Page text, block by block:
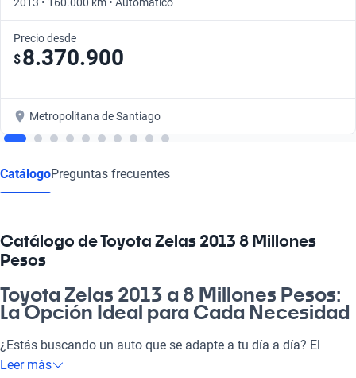
Precio desde
$8.370.900
Metropolitana de Santiago
CatálogoPreguntas frecuentes
Catálogo de Toyota Zelas 2013 8 Millones
Pesos
Toyota Zelas 2013 a 8 Millones Pesos:
La Opción Ideal para Cada Necesidad
¿Estás buscando un auto que se adapte a tu día a día? El
Toyota Zelas 2013 a 8 millones de pesos no solo es una
Leer más